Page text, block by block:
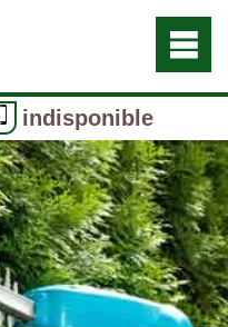
indisponible